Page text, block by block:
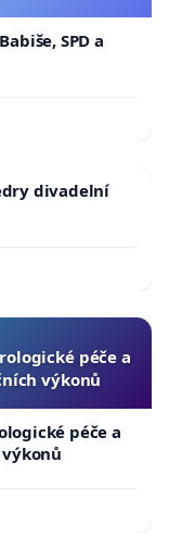
SPD a
divadelní
péče a
výkonů
péče a